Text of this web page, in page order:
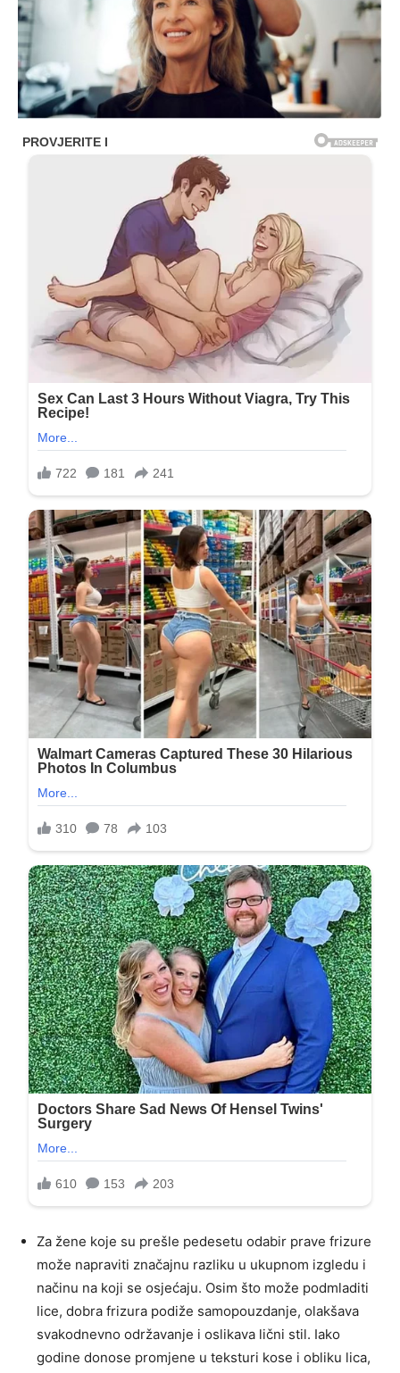
Za žene koje su prešle pedesetu odabir prave frizure
može napraviti značajnu razliku u ukupnom izgledu i
načinu na koji se osjećaju. Osim što može podmladiti
lice, dobra frizura podiže samopouzdanje, olakšava
svakodnevno održavanje i oslikava lični stil. Iako
godine donose promjene u teksturi kose i obliku lica,